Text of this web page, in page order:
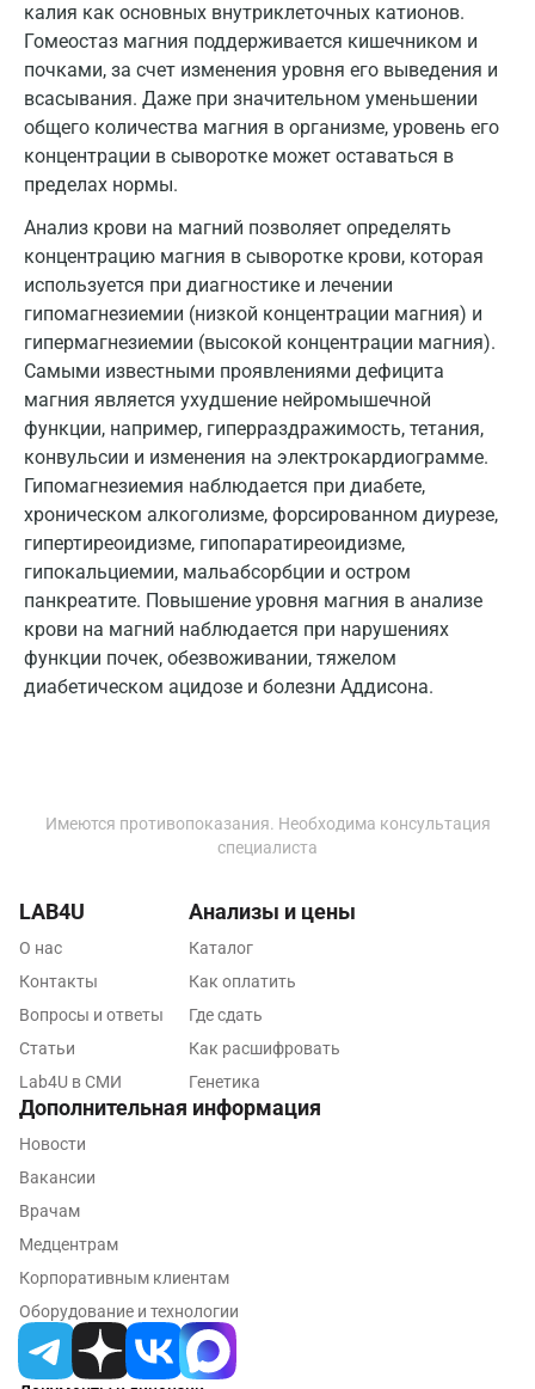
калия как основных внутриклеточных катионов.
Гомеостаз магния поддерживается кишечником и
почками, за счет изменения уровня его выведения и
всасывания. Даже при значительном уменьшении
общего количества магния в организме, уровень его
концентрации в сыворотке может оставаться в
пределах нормы.
Анализ крови на магний позволяет определять
концентрацию магния в сыворотке крови, которая
используется при диагностике и лечении
гипомагнезиемии (низкой концентрации магния) и
гипермагнезиемии (высокой концентрации магния).
Самыми известными проявлениями дефицита
магния является ухудшение нейромышечной
функции, например, гиперраздражимость, тетания,
конвульсии и изменения на электрокардиограмме.
Гипомагнезиемия наблюдается при диабете,
хроническом алкоголизме, форсированном диурезе,
гипертиреоидизме, гипопаратиреоидизме,
гипокальциемии, мальабсорбции и остром
панкреатите. Повышение уровня магния в анализе
крови на магний наблюдается при нарушениях
функции почек, обезвоживании, тяжелом
диабетическом ацидозе и болезни Аддисона.
Краснодар
Красноярск
Курск
Лабинск
Липецк
Лобня
Люберцы
Майкоп
Мурино
Мурманск
Набережные Челны
Наро-Фоминск
Нижневартовск
Нижнекамск
Новосибирск
Обнинск
Омск
Оренбург
Орехово-Зуево
Пенза
Петрозаводск
Имеются противопоказания. Необходима консультация
специалиста
LAB4U
О нас
Контакты
Вопросы и ответы
Статьи
Lab4U в СМИ
Анализы и цены
Каталог
Как оплатить
Где сдать
Как расшифровать
Генетика
Дополнительная информация
Новости
Вакансии
Врачам
Медцентрам
Корпоративным клиентам
Оборудование и технологии